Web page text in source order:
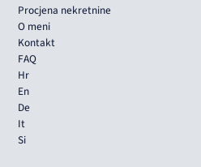
Procjena nekretnine
O meni
Kontakt
FAQ
Hr
En
De
It
Si